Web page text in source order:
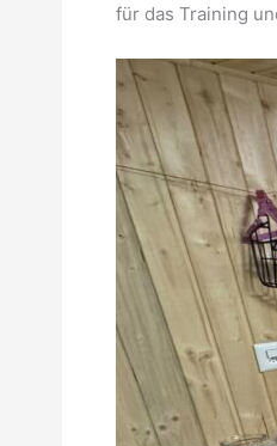
für das Training